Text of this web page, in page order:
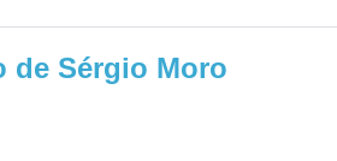
de Sérgio Moro